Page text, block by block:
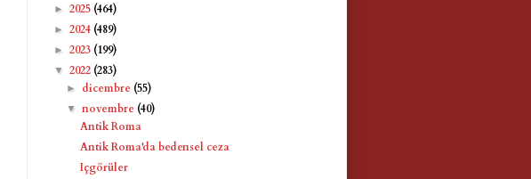
► 2025 (464)
► 2024 (489)
► 2023 (199)
▼ 2022 (283)
► dicembre (55)
▼novembre (40)
Antik Roma
Antik Roma'da bedensel ceza
Içgörüler